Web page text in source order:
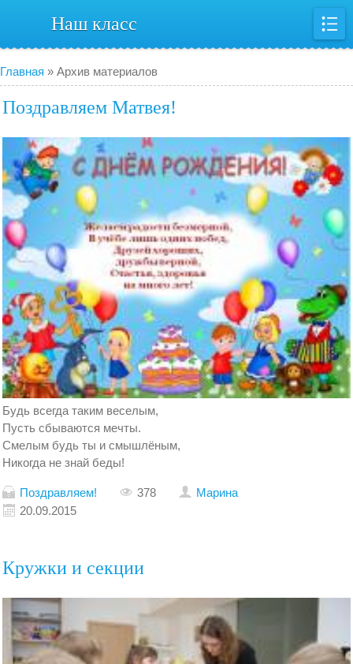
Наш класс
Главная » Архив материалов
Поздравляем Матвея!
Будь всегда таким веселым,
Пусть сбываются мечты.
Смелым будь ты и смышлёным,
Никогда не знай беды!
Поздравляем! 378
Марина
20.09.2015
Кружки и секции